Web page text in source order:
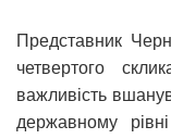
Представник
четвертого
важливість
державному